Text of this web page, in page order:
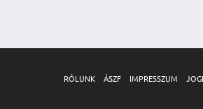
RÓLUNK ÁSZF IMPRESSZUM